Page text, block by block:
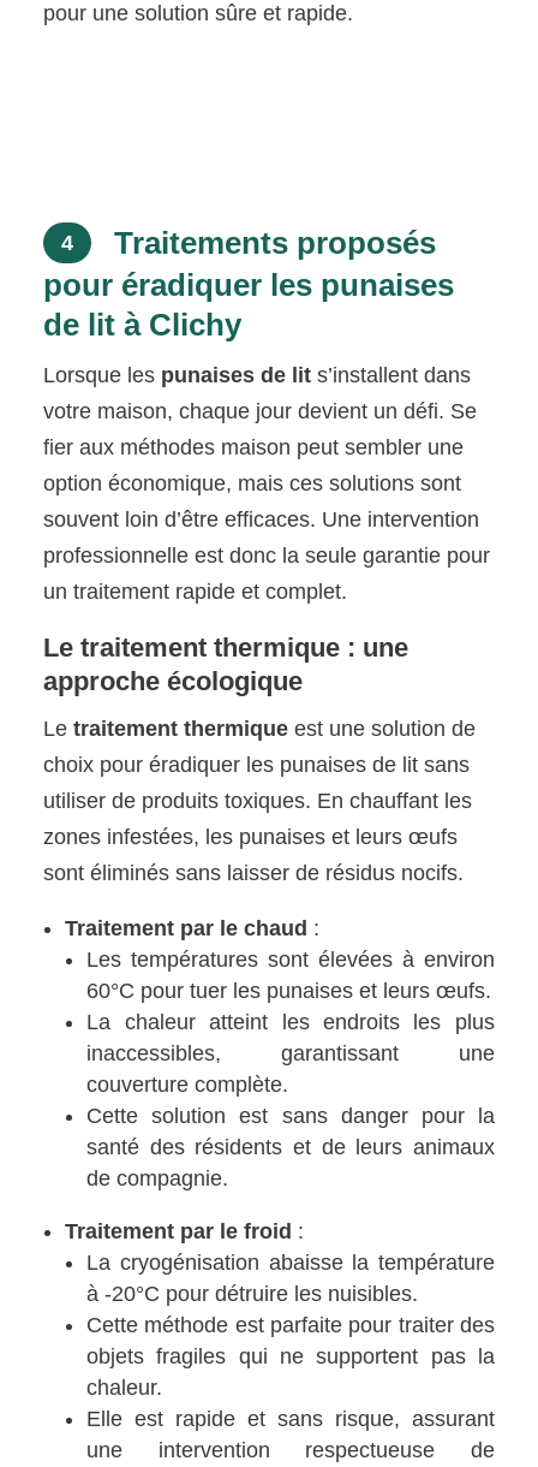
pour une solution sûre et rapide.
4
Traitements proposés
pour éradiquer les punaises
de lit à Clichy
Lorsque les punaises de lit s’installent dans
votre maison, chaque jour devient un défi. Se
fier aux méthodes maison peut sembler une
option économique, mais ces solutions sont
souvent loin d’être efficaces. Une intervention
professionnelle est donc la seule garantie pour
un traitement rapide et complet.
Le traitement thermique : une
approche écologique
Letraitement thermique est une solution de
choix pour éradiquer les punaises de lit sans
utiliser de produits toxiques. En chauffant les
zones infestées, les punaises et leurs œufs
sont éliminés sans laisser de résidus nocifs.
Traitement par le chaud :
Les températures sont élevées à environ
60°C pour tuer les punaises et leurs œufs.
La chaleur atteint les endroits les plus
inaccessibles, garantissant une
couverture complète.
Cette solution est sans danger pour la
santé des résidents et de leurs animaux
de compagnie.
Traitement par le froid :
La cryogénisation abaisse la température
à -20°C pour détruire les nuisibles.
Cette méthode est parfaite pour traiter des
objets fragiles qui ne supportent pas la
chaleur.
Elle est rapide et sans risque, assurant
une intervention respectueuse de